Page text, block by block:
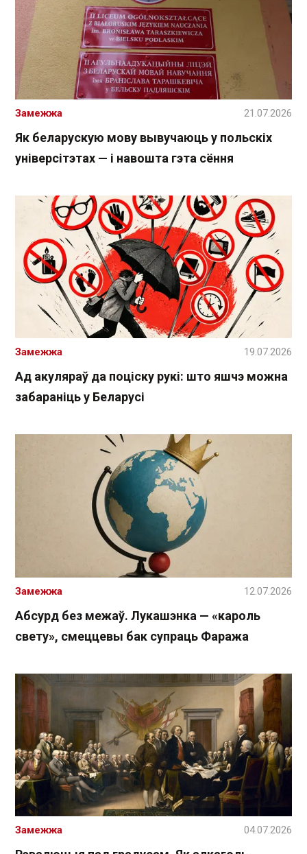
Як беларускую мову вывучаюць у польскіх
універсітэтах — і навошта гэта сёння
Замежжа 21.07.2026
Ад акуляраў да поціску рукі: што яшчэ можна
забараніць у Беларусі
Замежжа 19.07.2026
Абсурд без межаў. Лукашэнка — «кароль
свету», смеццевы бак супраць Фаража
Замежжа 12.07.2026
Замежжа 04.07.2026